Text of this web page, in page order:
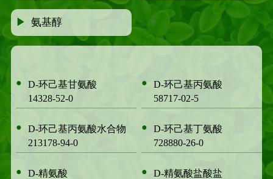
▶氨基醇
●
D-环己基甘氨酸
14328-52-0
●
D-环己基丙氨酸
58717-02-5
●
D-环己基丙氨酸水合物
213178-94-0
●
D-环己基丁氨酸
728880-26-0
●
D-精氨酸
●
D-精氨酸盐酸盐